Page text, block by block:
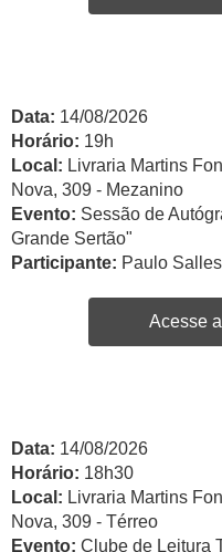
Data: 14/08/2026
Horário: 19h
Local: Livraria Martins
Nova, 309 - Mezanino
Evento: Sessão de
Grande Sertão"
Participante: Paulo
Acesse
Data: 14/08/2026
Horário: 18h30
Local: Livraria Martins
Nova, 309 - Térreo
Evento: Clube de Leitura